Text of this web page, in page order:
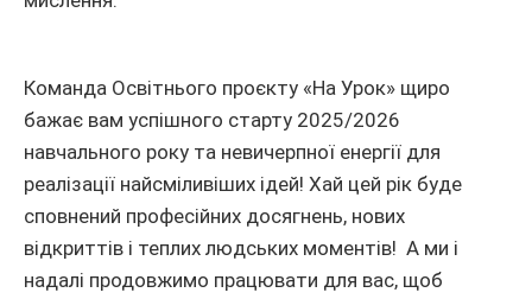
Команда Освітнього проєкту «На Урок» щиро
бажає вам успішного старту 2025/2026
навчального року та невичерпної енергії для
реалізації найсміливіших ідей! Хай цей рік буде
сповнений професійних досягнень, нових
відкриттів і теплих людських моментів! А ми і
надалі продовжимо працювати для вас, щоб